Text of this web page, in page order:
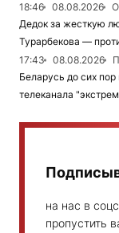
18:46
08.08.2026
Дедок за жесткую
Турарбекова —
17:43
08.08.2026
Беларусь до сих
телеканала
на нас в
пропустить